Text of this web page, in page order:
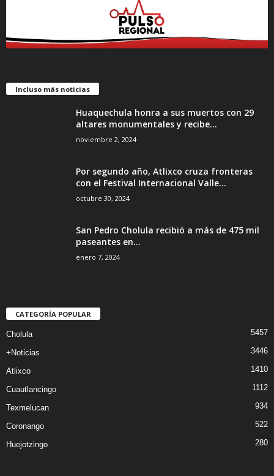
Incluso más noticias
Huaquechula honra a sus muertos con 29
altares monumentales y recibe...
noviembre 2, 2024
Por segundo año, Atlixco cruza fronteras
con el Festival Internacional Valle...
octubre 30, 2024
San Pedro Cholula recibió a más de 475 mil
paseantes en...
enero 7, 2024
CATEGORÍA POPULAR
Cholula 5457
+Noticias 3446
Atlixco 1410
Cuautlancingo 1112
Texmelucan 934
Coronango 522
Huejotzingo 280